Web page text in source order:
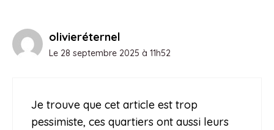
olivieréternel
Le 28 septembre 2025 à 11h52
Je trouve que cet article est trop
pessimiste, ces quartiers ont aussi leurs